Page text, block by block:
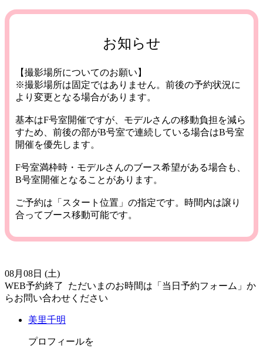
お知らせ
【撮影場所についてのお願い】
※撮影場所は固定ではありません。前後の予約状況に
より変更となる場合があります。
基本はF号室開催ですが、モデルさんの移動負担を減ら
すため、前後の部がB号室で連続している場合はB号室
開催を優先します。
F号室満枠時・モデルさんのブース希望がある場合も、
B号室開催となることがあります。
ご予約は「スタート位置」の指定です。時間内は譲り
合ってブース移動可能です。
08月08日 (土)
WEB予約終了
ただいまのお時間は「当日予約フォーム」か
らお問い合わせください
美里千明
プロフィールを